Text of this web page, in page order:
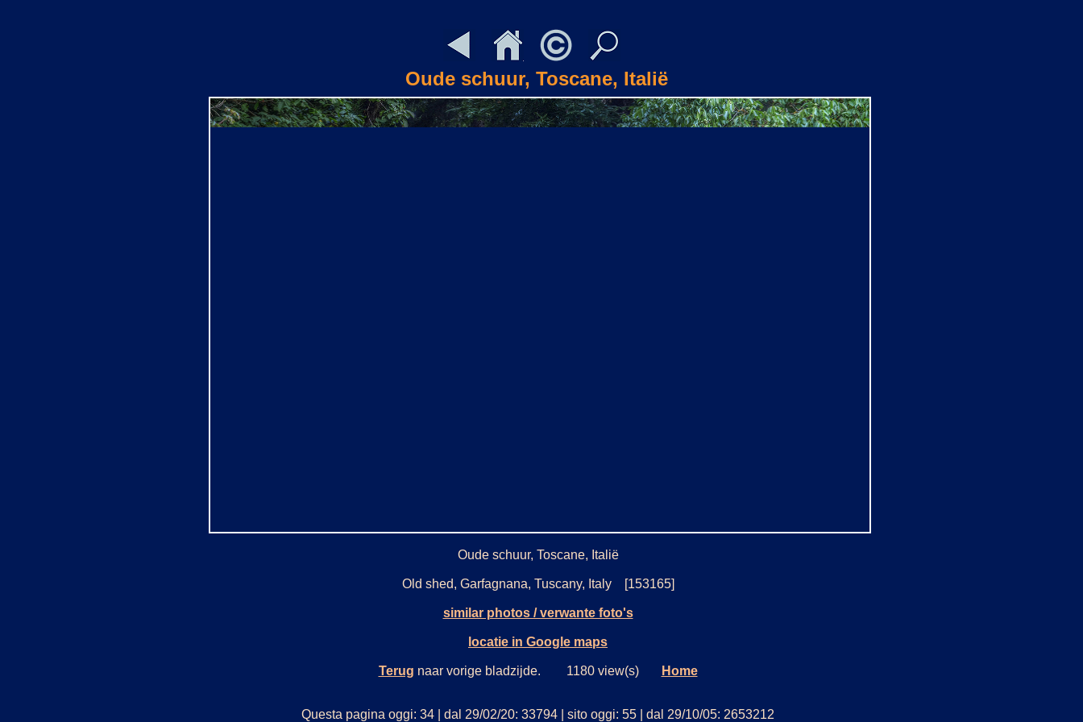
Oude schuur, Toscane, Italië
Oude schuur, Toscane, Italië
Old shed, Garfagnana, Tuscany, Italy [153165]
similar photos / verwante foto's
locatie in Google maps
Terug naar vorige bladzijde. 1180 view(s) Home
Questa pagina oggi: 34 | dal 29/02/20: 33794 | sito oggi: 55 | dal 29/10/05: 2653212